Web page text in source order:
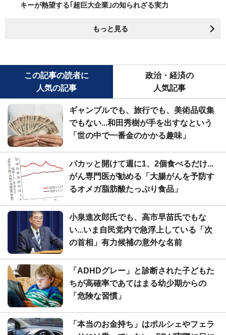
キーが熱望する｢超巨大企業｣の知られざる実力
もっと見る
この記事の読者に
人気の記事
政治・経済の
人気記事
ギャンブルでも、旅行でも、美術品収集
でもない...和田秀樹が手を出すなという
「世の中で一番金のかかる趣味」
パカッと開けて週に1、2個食べるだけ...
がん専門医が勧める「大腸がんを予防す
るオメガ脂肪酸たっぷり食品」
小泉進次郎氏でも、高市早苗氏でもな
い...いま自民党内で急浮上している「次
の首相」有力候補の意外な名前
「ADHDグレー」と診断された子どもた
ちが高確率であてはまる幼少期からの
「危険な習慣」
「本当のお金持ち」はポルシェやフェラ